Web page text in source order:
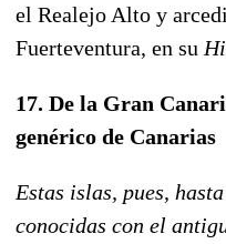
el Realejo Alto y
Fuerteventura, en su
17. De la Gran
genérico de Canarias
Estas islas, pues,
conocidas con el